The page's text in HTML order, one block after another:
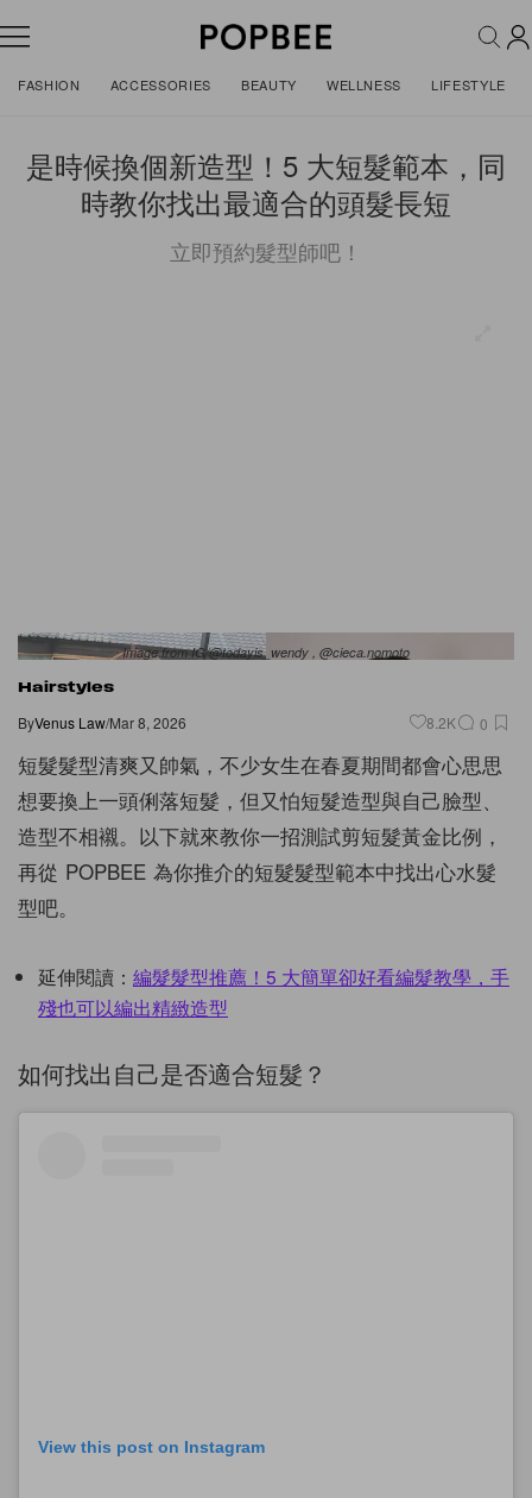
FASHION ACCESSORIES BEAUTY WELLNESS LIFESTYLE
是時候換個新造型！5 大短髮範本，同
時教你找出最適合的頭髮長短
立即預約髮型師吧！
Image from IG/@todayis_wendy , @cieca.nomoto
Hairstyles
ByVenus Law/Mar 8, 2026 8.2K 0
短髮髮型清爽又帥氣，不少女生在春夏期間都會心思思
想要換上一頭俐落短髮，但又怕短髮造型與自己臉型、
造型不相襯。以下就來教你一招測試剪短髮黃金比例，
再從 POPBEE 為你推介的短髮髮型範本中找出心水髮
型吧。
延伸閱讀： 編髮髮型推薦！5 大簡單卻好看編髮教學，手
殘也可以編出精緻造型
如何找出自己是否適合短髮？
View this post on Instagram